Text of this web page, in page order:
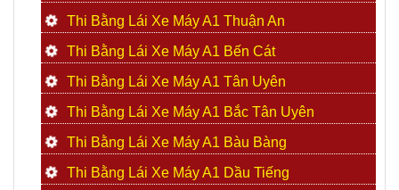
Thi Bằng Lái Xe Máy A1 Thuận An
Thi Bằng Lái Xe Máy A1 Bến Cát
Thi Bằng Lái Xe Máy A1 Tân Uyên
Thi Bằng Lái Xe Máy A1 Bắc Tân Uyên
Thi Bằng Lái Xe Máy A1 Bàu Bàng
Thi Bằng Lái Xe Máy A1 Dầu Tiếng